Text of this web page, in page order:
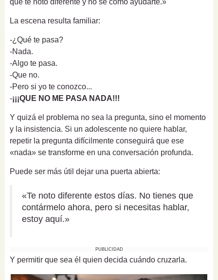
que te noto diferente y no sé cómo ayudarte.»
La escena resulta familiar:
-¿Qué te pasa?
-Nada.
-Algo te pasa.
-Que no.
-Pero si yo te conozco...
-¡¡¡QUE NO ME PASA NADA!!!
Y quizá el problema no sea la pregunta, sino el momento
y la insistencia. Si un adolescente no quiere hablar,
repetir la pregunta difícilmente conseguirá que ese
«nada» se transforme en una conversación profunda.
Puede ser más útil dejar una puerta abierta:
«Te noto diferente estos días. No tienes que
contármelo ahora, pero si necesitas hablar,
estoy aquí.»
PUBLICIDAD
Y permitir que sea él quien decida cuándo cruzarla.